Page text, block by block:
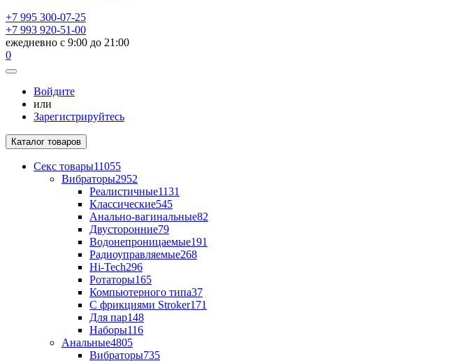
+7 995 300-07-25
+7 993 920-51-00
ежедневно с 9:00 до 21:00
0
Войдите
или
Зарегистрируйтесь
Каталог товаров
Секс товары11055
Вибраторы2952
Реалистичные1131
Классические545
Анально-вагинальные82
Двусторонние79
Водонепроницаемые191
Радиоуправляемые268
Hi-Tech296
Ротаторы165
Компьютерного типа37
С фрикциями Stroker171
Для пар148
Наборы116
Анальные4805
Вибраторы735